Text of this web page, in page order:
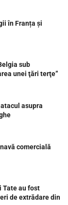
în Franța și
sub
unei ţări terţe”
asupra
comercială
Tate au fost
de extrădare din